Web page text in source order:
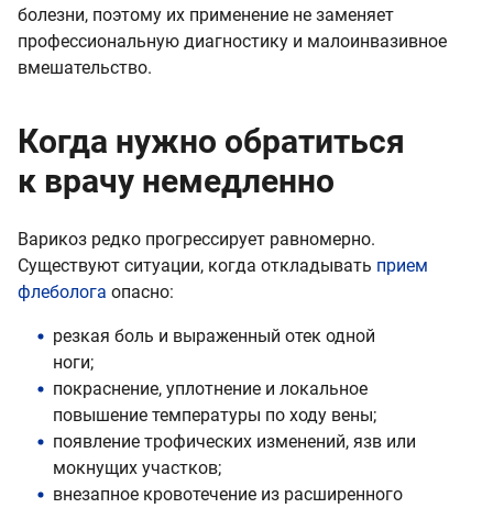
болезни, поэтому их применение не заменяет
профессиональную диагностику и малоинвазивное
вмешательство.
Когда нужно обратиться
к врачу немедленно
Варикоз редко прогрессирует равномерно.
Существуют ситуации, когда откладывать прием
флеболога опасно:
резкая боль и выраженный отек одной
ноги;
покраснение, уплотнение и локальное
повышение температуры по ходу вены;
появление трофических изменений, язв или
мокнущих участков;
внезапное кровотечение из расширенного